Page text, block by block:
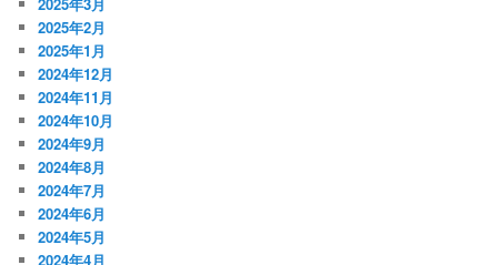
2025年2月
2025年1月
2024年12月
2024年11月
2024年10月
2024年9月
2024年8月
2024年7月
2024年6月
2024年5月
2024年4月